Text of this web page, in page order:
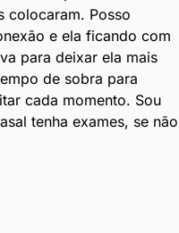
colocaram. Posso
e ela ficando com
para deixar ela mais
de sobra para
cada momento. Sou
tenha exames, se não